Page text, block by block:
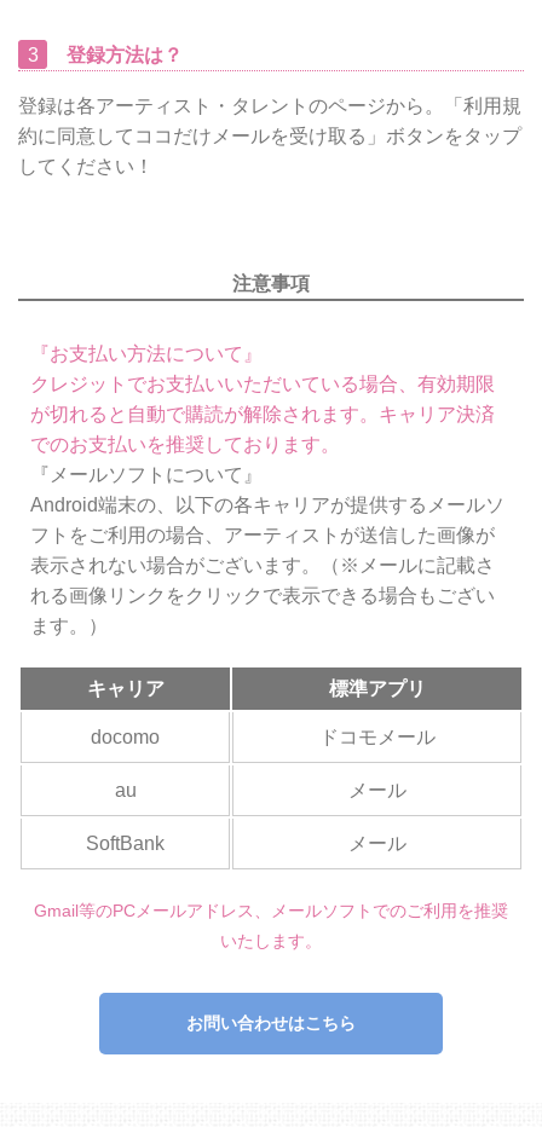
3 登録方法は？
登録は各アーティスト・タレントのページから。「利用規
約に同意してココだけメールを受け取る」ボタンをタップ
してください！
注意事項
『お支払い方法について』
クレジットでお支払いいただいている場合、有効期限
が切れると自動で購読が解除されます。キャリア決済
でのお支払いを推奨しております。
『メールソフトについて』
Android端末の、以下の各キャリアが提供するメールソ
フトをご利用の場合、アーティストが送信した画像が
表示されない場合がございます。（※メールに記載さ
れる画像リンクをクリックで表示できる場合もござい
ます。）
キャリア 標準アプリ
docomo ドコモメール
au メール
SoftBank メール
Gmail等のPCメールアドレス、メールソフトでのご利用を推奨
いたします。
お問い合わせはこちら